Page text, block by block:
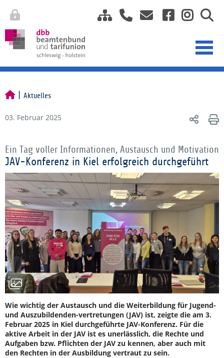
Aktuelles
03. Februar 2025
Ein Tag voller Informationen, Austausch und Motivation
JAV-Konferenz in Kiel erfolgreich durchgeführt
Wie wichtig der Austausch und die Weiterbildung für Jugend-
und Auszubildenden-vertretungen (JAV) ist, zeigte die am 3.
Februar 2025 in Kiel durchgeführte JAV-Konferenz. Für die
aktive Arbeit in der JAV ist es unerlässlich, die Rechte und
Aufgaben bzw. Pflichten der JAV zu kennen, aber auch mit
den Rechten in der Ausbildung vertraut zu sein.